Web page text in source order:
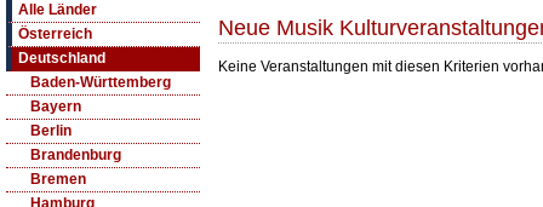
Alle Länder
Österreich
Deutschland
Baden-Württemberg
Bayern
Berlin
Brandenburg
Bremen
Hamburg
Neue Musik
Keine Veranstaltungen mit diesen Kriterien